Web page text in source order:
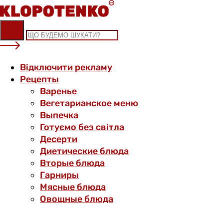
Skip
to
content
Відключити рекламу
Рецепты
Варенье
Вегетарианское меню
Выпечка
Готуємо без світла
Десерти
Диетические блюда
Вторые блюда
Гарниры
Мясные блюда
Овощные блюда